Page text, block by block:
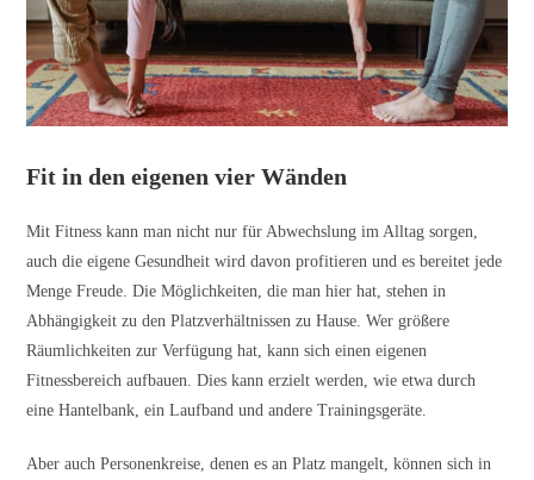
Fit in den eigenen vier Wänden
Mit Fitness kann man nicht nur für Abwechslung im Alltag sorgen,
auch die eigene Gesundheit wird davon profitieren und es bereitet jede
Menge Freude. Die Möglichkeiten, die man hier hat, stehen in
Abhängigkeit zu den Platzverhältnissen zu Hause. Wer größere
Räumlichkeiten zur Verfügung hat, kann sich einen eigenen
Fitnessbereich aufbauen. Dies kann erzielt werden, wie etwa durch
eine Hantelbank, ein Laufband und andere Trainingsgeräte.
Aber auch Personenkreise, denen es an Platz mangelt, können sich in